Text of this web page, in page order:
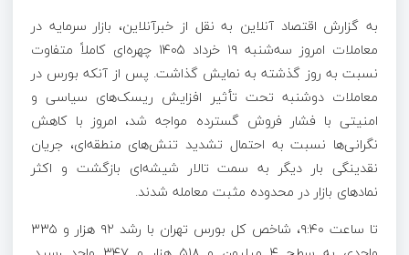
به گزارش اقتصاد آنلاین به نقل از خبرآنلاین، بازار سرمایه در
معاملات امروز سه‌شنبه ۱۹ خرداد ۱۴۰۵ چهره‌ای کاملاً متفاوت
نسبت به روز گذشته به نمایش گذاشت. پس از آنکه بورس در
معاملات دوشنبه تحت تأثیر افزایش ریسک‌های سیاسی و
امنیتی با فشار فروش گسترده مواجه شد، امروز با کاهش
نگرانی‌ها نسبت به احتمال تشدید تنش‌های منطقه‌ای، جریان
نقدینگی بار دیگر به سمت تالار شیشه‌ای بازگشت و اکثر
نمادهای بازار در محدوده مثبت معامله شدند.
تا ساعت ۹:۴۰، شاخص کل بورس تهران با رشد ۹۲ هزار و ۳۳۵